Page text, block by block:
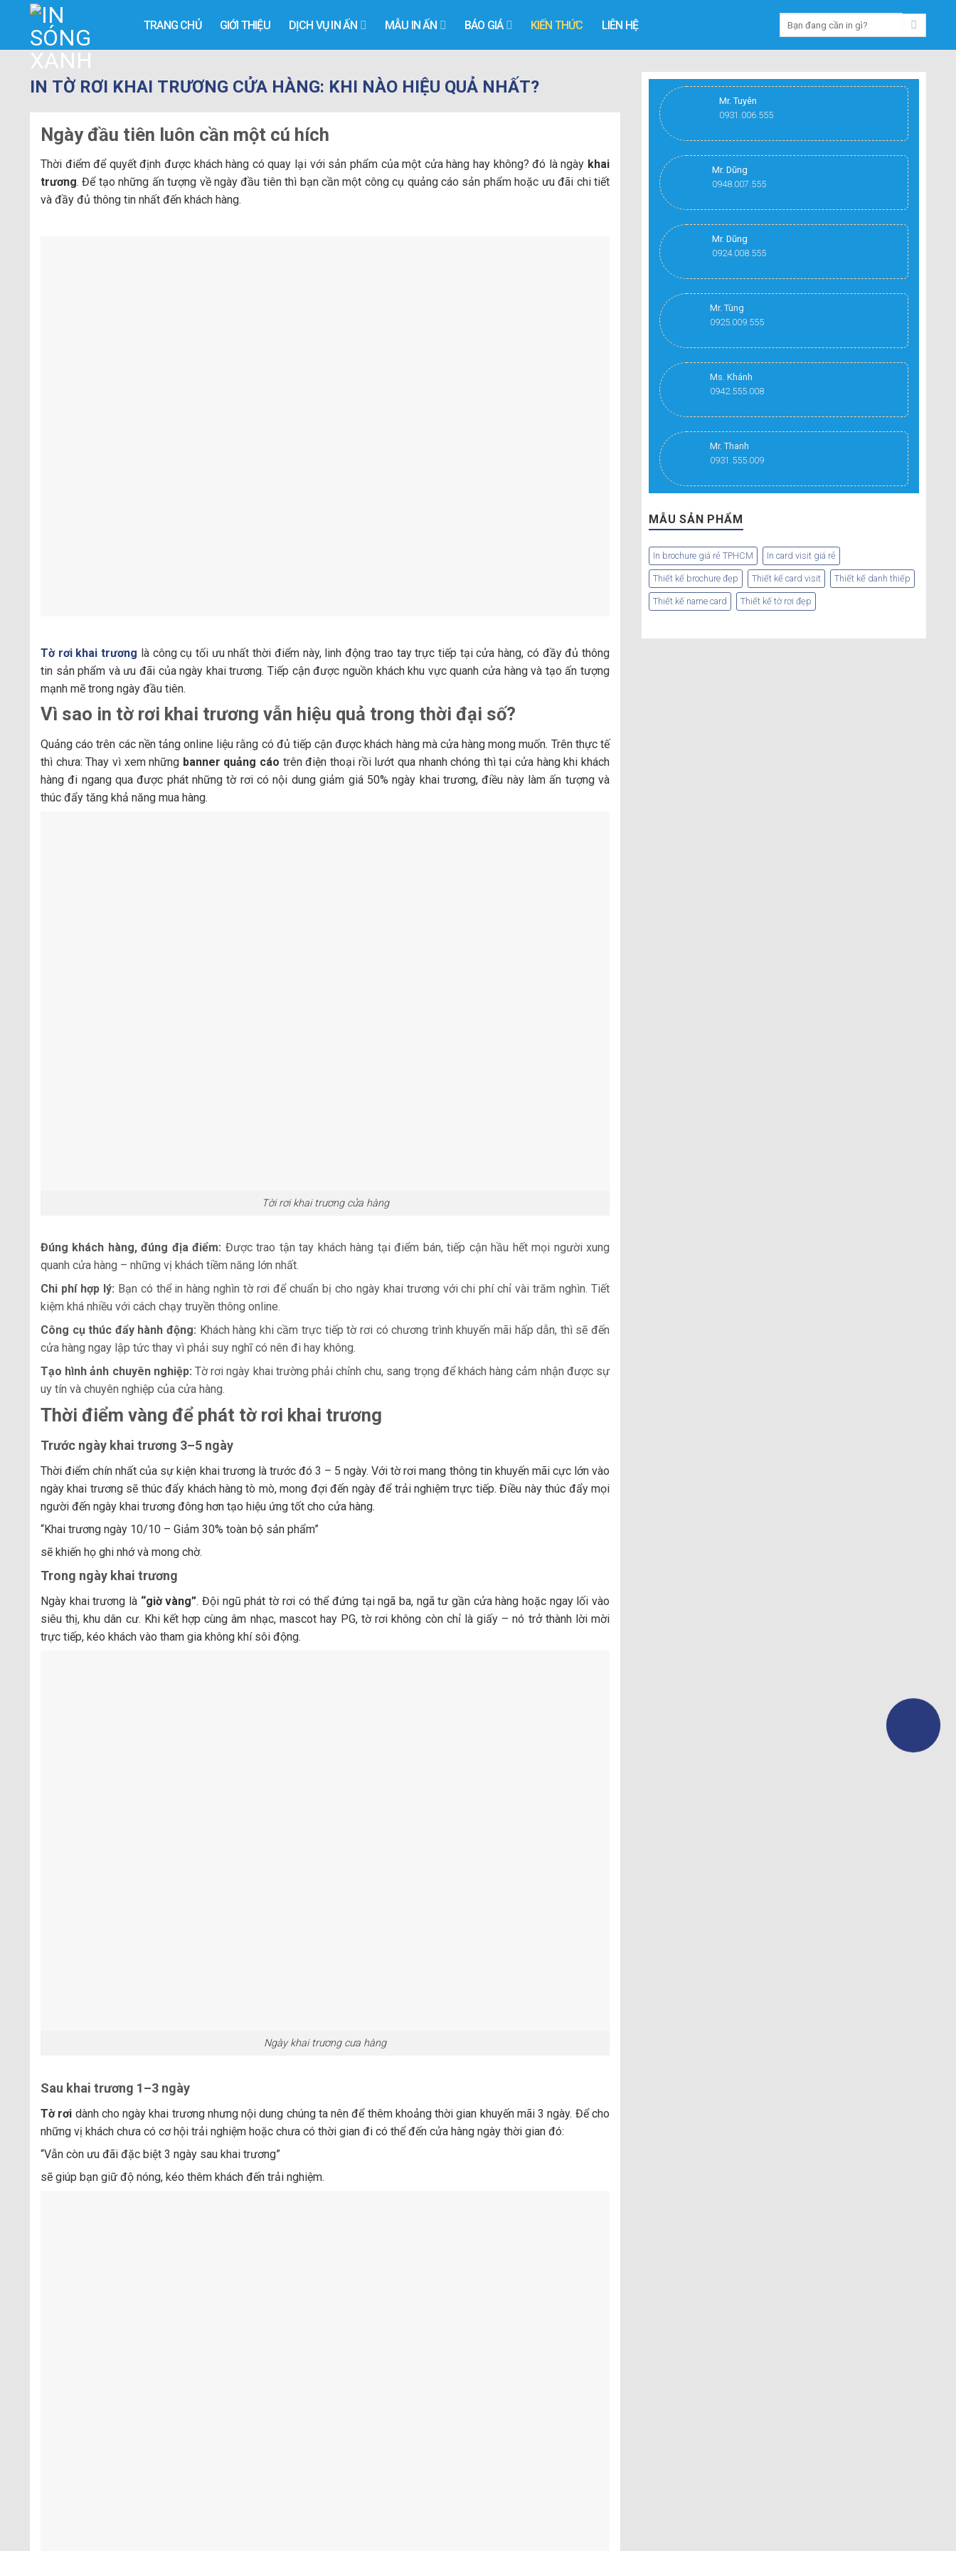
content
TRANG CHỦ GIỚI THIỆU DỊCH VỤ IN ẤN MẪU IN ẤN BÁO GIÁ KIẾN THỨC LIÊN HỆ
IN TỜ RƠI KHAI TRƯƠNG CỬA HÀNG: KHI NÀO HIỆU QUẢ NHẤT?
Ngày đầu tiên luôn cần một cú hích
Thời điểm để quyết định được khách hàng có quay lại với sản phẩm của một cửa hàng hay không? đó là ngày khai
trương. Để tạo những ấn tượng về ngày đầu tiên thì bạn cần một công cụ quảng cáo sản phẩm hoặc ưu đãi chi tiết
và đầy đủ thông tin nhất đến khách hàng.
Tờ rơi khai trương là công cụ tối ưu nhất thời điểm này, linh động trao tay trực tiếp tại cửa hàng, có đầy đủ thông
tin sản phẩm và ưu đãi của ngày khai trương. Tiếp cận được nguồn khách khu vực quanh cửa hàng và tạo ấn tượng
mạnh mẽ trong ngày đầu tiên.
Vì sao in tờ rơi khai trương vẫn hiệu quả trong thời đại số?
Quảng cáo trên các nền tảng online liệu rằng có đủ tiếp cận được khách hàng mà cửa hàng mong muốn. Trên thực tế
thì chưa: Thay vì xem những banner quảng cáo trên điện thoại rồi lướt qua nhanh chóng thì tại cửa hàng khi khách
hàng đi ngang qua được phát những tờ rơi có nội dung giảm giá 50% ngày khai trương, điều này làm ấn tượng và
thúc đẩy tăng khả năng mua hàng.
Tời rơi khai trương cửa hàng
Đúng khách hàng, đúng địa điểm: Được trao tận tay khách hàng tại điểm bán, tiếp cận hầu hết mọi người xung
quanh cửa hàng – những vị khách tiềm năng lớn nhất.
Chi phí hợp lý: Bạn có thể in hàng nghìn tờ rơi để chuẩn bị cho ngày khai trương với chi phí chỉ vài trăm nghìn. Tiết
kiệm khá nhiều với cách chạy truyền thông online.
Công cụ thúc đẩy hành động: Khách hàng khi cầm trực tiếp tờ rơi có chương trình khuyến mãi hấp dẫn, thì sẽ đến
cửa hàng ngay lập tức thay vì phải suy nghĩ có nên đi hay không.
Tạo hình ảnh chuyên nghiệp: Tờ rơi ngày khai trường phải chỉnh chu, sang trọng để khách hàng cảm nhận được sự
uy tín và chuyên nghiệp của cửa hàng.
Thời điểm vàng để phát tờ rơi khai trương
Trước ngày khai trương 3–5 ngày
Thời điểm chín nhất của sự kiện khai trương là trước đó 3 – 5 ngày. Với tờ rơi mang thông tin khuyến mãi cực lớn vào
ngày khai trương sẽ thúc đẩy khách hàng tò mò, mong đợi đến ngày để trải nghiệm trực tiếp. Điều này thúc đẩy mọi
người đến ngày khai trương đông hơn tạo hiệu ứng tốt cho cửa hàng.
“Khai trương ngày 10/10 – Giảm 30% toàn bộ sản phẩm”
sẽ khiến họ ghi nhớ và mong chờ.
Trong ngày khai trương
Ngày khai trương là “giờ vàng”. Đội ngũ phát tờ rơi có thể đứng tại ngã ba, ngã tư gần cửa hàng hoặc ngay lối vào
siêu thị, khu dân cư. Khi kết hợp cùng âm nhạc, mascot hay PG, tờ rơi không còn chỉ là giấy – nó trở thành lời mời
trực tiếp, kéo khách vào tham gia không khí sôi động.
Ngày khai trương cưa hàng
Sau khai trương 1–3 ngày
Tờ rơi dành cho ngày khai trương nhưng nội dung chúng ta nên để thêm khoảng thời gian khuyến mãi 3 ngày. Để cho
những vị khách chưa có cơ hội trải nghiệm hoặc chưa có thời gian đi có thể đến cửa hàng ngày thời gian đó:
“Vẫn còn ưu đãi đặc biệt 3 ngày sau khai trương”
sẽ giúp bạn giữ độ nóng, kéo thêm khách đến trải nghiệm.
Mr. Tuyên
0931.006.555
Mr. Dũng
0948.007.555
Mr. Dũng
0924.008.555
Mr. Tùng
0925.009.555
Ms. Khánh
0942.555.008
Mr. Thanh
0931.555.009
MẪU SẢN PHẨM
In brochure giá rẻ TPHCM In card visit giá rẻ
Thiết kế brochure đẹp Thiết kế card visit Thiết kế danh thiếp
Thiết kế name card Thiết kế tờ rơi đẹp